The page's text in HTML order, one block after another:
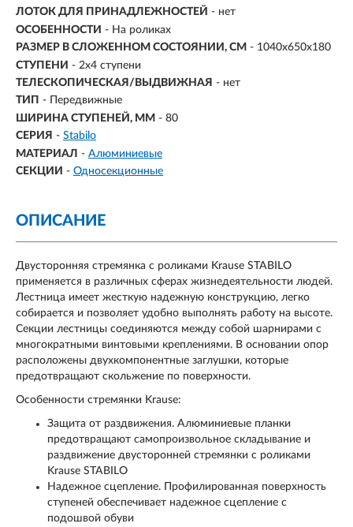
ЛОТОК ДЛЯ ПРИНАДЛЕЖНОСТЕЙ - нет
ОСОБЕННОСТИ - На роликах
РАЗМЕР В СЛОЖЕННОМ СОСТОЯНИИ, СМ - 1040х650х180
СТУПЕНИ - 2х4 ступени
ТЕЛЕСКОПИЧЕСКАЯ/ВЫДВИЖНАЯ - нет
ТИП - Передвижные
ШИРИНА СТУПЕНЕЙ, ММ - 80
СЕРИЯ - Stabilo
МАТЕРИАЛ - Алюминиевые
СЕКЦИИ - Односекционные
ОПИСАНИЕ
Двусторонняя стремянка с роликами Krause STABILO
применяется в различных сферах жизнедеятельности людей.
Лестница имеет жесткую надежную конструкцию, легко
собирается и позволяет удобно выполнять работу на высоте.
Секции лестницы соединяются между собой шарнирами с
многократными винтовыми креплениями. В основании опор
расположены двухкомпонентные заглушки, которые
предотвращают скольжение по поверхности.
Особенности стремянки Krause:
Защита от раздвижения. Алюминиевые планки
предотвращают самопроизвольное складывание и
раздвижение двусторонней стремянки с роликами
Krause STABILO
Надежное сцепление. Профилированная поверхность
ступеней обеспечивает надежное сцепление с
подошвой обуви